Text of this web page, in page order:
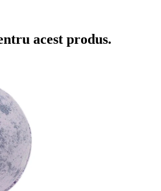
acest produs.